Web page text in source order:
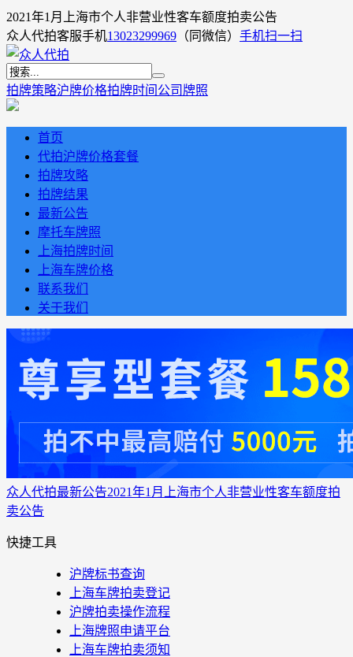
2021年1月上海市个人非营业性客车额度拍卖公告
众人代拍客服手机13023299969 （同微信） 手机扫一扫
拍牌策略沪牌价格拍牌时间 公司牌照
首页
代拍沪牌价格套餐
拍牌攻略
拍牌结果
最新公告
摩托车牌照
上海拍牌时间
上海车牌价格
联系我们
关于我们
众人代拍最新公告2021年1月上海市个人非营业性客车额度拍
卖公告
快捷工具
沪牌标书查询
上海车牌拍卖登记
沪牌拍卖操作流程
上海牌照申请平台
上海车牌拍卖须知